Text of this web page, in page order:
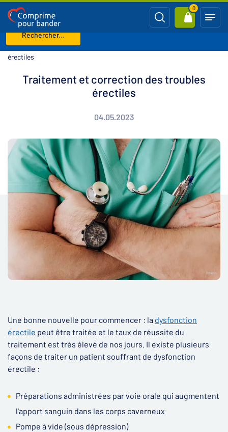
Rechercher...
0
Page d'accueil Blog
érectiles
Traitement et correction des troubles
érectiles
04.05.2023
Une bonne nouvelle pour commencer : la dysfonction
érectile peut être traitée et le taux de réussite du
traitement est très élevé de nos jours. Il existe plusieurs
façons de traiter un patient souffrant de dysfonction
érectile :
Préparations administrées par voie orale qui augmentent
l'apport sanguin dans les corps caverneux
Pompe à vide (sous dépression)